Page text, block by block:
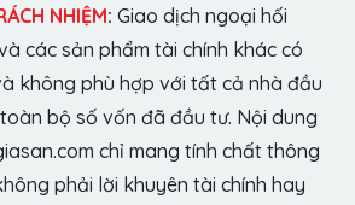
NHIỆM: Giao dịch ngoại hối
các sản phẩm tài chính khác có
không phù hợp với tất cả nhà đầu
bộ số vốn đã đầu tư. Nội dung
chỉ mang tính chất thông
phải lời khuyên tài chính hay